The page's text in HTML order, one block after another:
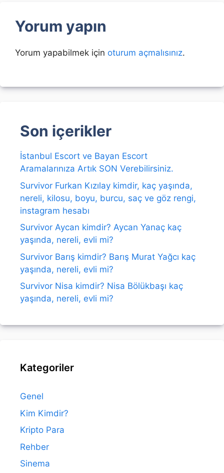
Yorum yapın
Yorum yapabilmek için oturum açmalısınız.
Son içerikler
İstanbul Escort ve Bayan Escort
Aramalarınıza Artık SON Verebilirsiniz.
Survivor Furkan Kızılay kimdir, kaç yaşında,
nereli, kilosu, boyu, burcu, saç ve göz rengi,
instagram hesabı
Survivor Aycan kimdir? Aycan Yanaç kaç
yaşında, nereli, evli mi?
Survivor Barış kimdir? Barış Murat Yağcı kaç
yaşında, nereli, evli mi?
Survivor Nisa kimdir? Nisa Bölükbaşı kaç
yaşında, nereli, evli mi?
Kategoriler
Genel
Kim Kimdir?
Kripto Para
Rehber
Sinema